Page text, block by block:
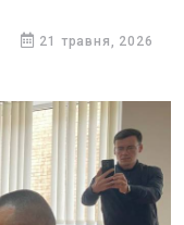
21 травня, 2026